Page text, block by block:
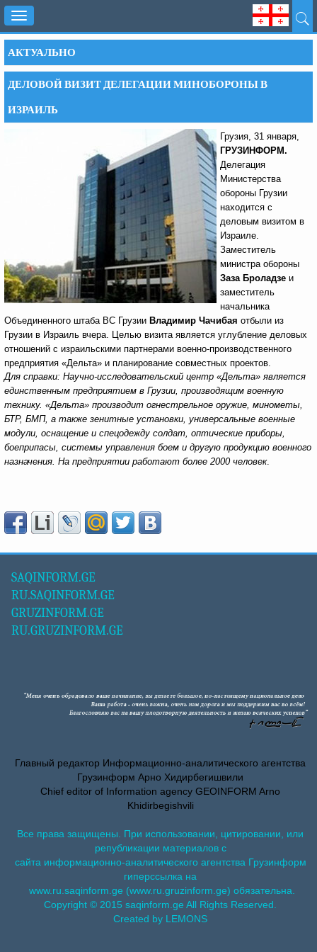
Toggle
navigation
АКТУАЛЬНО
ДЕЛОВОЙ ВИЗИТ ДЕЛЕГАЦИИ МИНОБОРОНЫ В
ИЗРАИЛЬ
Грузия, 31 января,
ГРУЗИНФОРМ.
Делегация
Министерства
обороны Грузии
находится с
деловым визитом в
Израиле.
Заместитель
министра обороны
Заза Броладзе и
заместитель
начальника
Объединенного штаба ВС Грузии Владимир Чачибая отбыли из
Грузии в Израиль вчера. Целью визита является углубление деловых
отношений с израильскими партнерами военно-производственного
предприятия «Дельта» и планирование совместных проектов.
Для справки: Научно-исследовательский центр «Дельта» является
единственным предприятием в Грузии, производящим военную
технику. «Дельта» производит огнестрельное оружие, минометы,
БТР, БМП, а также зенитные установки, универсальные военные
модули, оснащение и спецодежду солдат, оптические приборы,
боеприпасы, системы управления боем и другую продукцию военного
назначения. На предприятии работают более 2000 человек.
SAQINFORM.GE
RU.SAQINFORM.GE
GRUZINFORM.GE
RU.GRUZINFORM.GE
Главный редактор Информационно-аналитического агентства
Грузинформ Арно Хидирбегишвили
Chief editor of Information agency GEOINFORM Arno
Khidirbegishvili
Все права защищены. При использовании, цитировании, или
републикации материалов с
сайта информационно-аналитического агентства Грузинформ
гиперссылка на
www.ru.saqinform.ge (www.ru.gruzinform.ge) обязательна.
Copyright © 2015 saqinform.ge All Rights Reserved.
Created by LEMONS